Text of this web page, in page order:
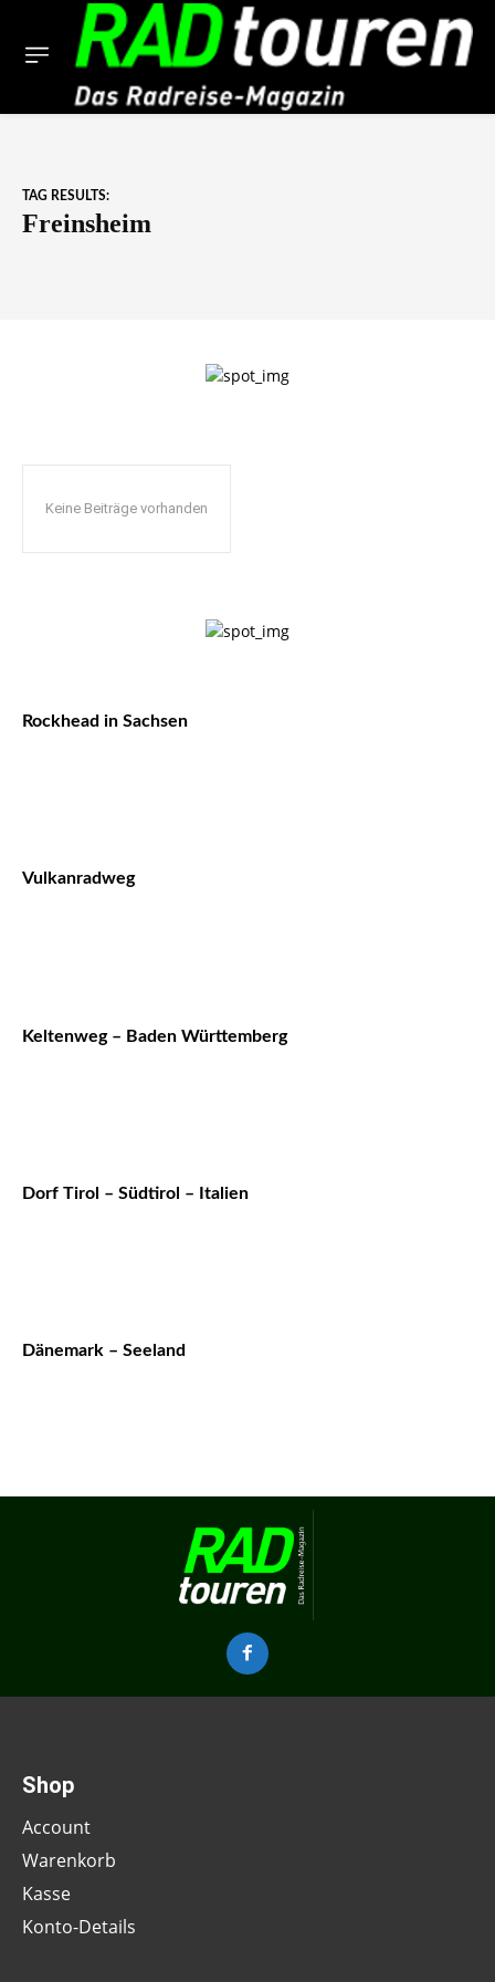
TAG RESULTS:
Freinsheim
Keine Beiträge vorhanden
Rockhead in Sachsen
Vulkanradweg
Keltenweg – Baden Württemberg
Dorf Tirol – Südtirol – Italien
Dänemark – Seeland
Shop
Account
Warenkorb
Kasse
Konto-Details